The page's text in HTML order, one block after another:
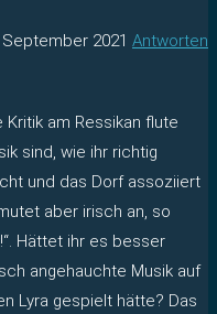
September 2021 Antworten
am Ressikan flute
sind, wie ihr richtig
und das Dorf assoziiert
aber irisch an, so
Hättet ihr es besser
angehauchte Musik auf
Lyra gespielt hätte? Das